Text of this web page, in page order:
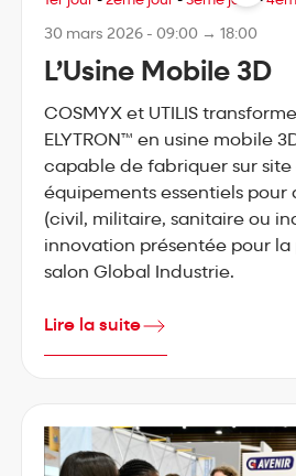
30 mars 2026 - 09:00 → 18:00
L’Usine Mobile 3D
COSMYX et UTILIS
ELYTRON™ en usine mobile
capable de fabriquer sur site
équipements essentiels pour
(civil, militaire, sanitaire ou
innovation présentée pour la
salon Global Industrie.
Lire la suite